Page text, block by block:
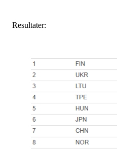
Resultater: